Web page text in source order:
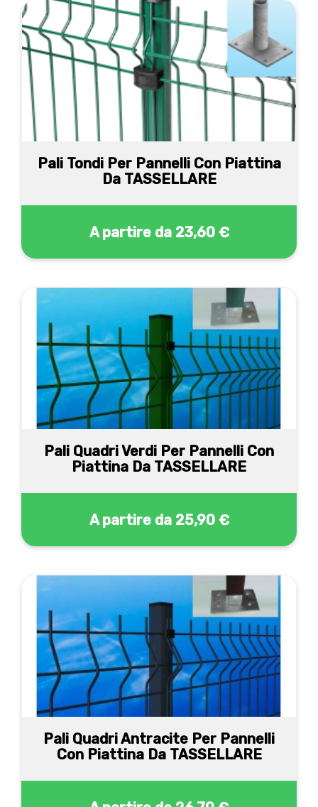
Pali Tondi Per Pannelli Con Piattina
Da TASSELLARE
A partire da 23,60 €
Pali Quadri Verdi Per Pannelli Con
Piattina Da TASSELLARE
A partire da 25,90 €
Pali Quadri Antracite Per Pannelli
Con Piattina Da TASSELLARE